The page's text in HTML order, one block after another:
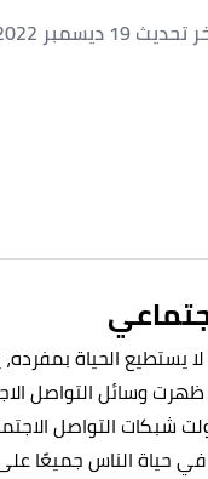
19 ديسمبر 2022
يستطيع الحياة
وسائل التواصل
شبكات التواصل
في حياة الناس جميعًا